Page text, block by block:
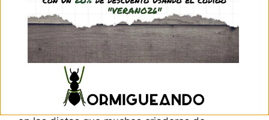
¡No des miel a tus hormigas! Probablemente
hayas leído a menudo que puedes alimentar a
tus hormigas con miel, aguamiel o con
preparados que contengan este dulce manjar
elaborado por las abejas. Y es que hasta ahora,
la miel ha sido uno de los elementos habituales